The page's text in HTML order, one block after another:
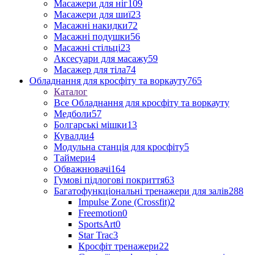
Масажери для ніг109
Масажери для шиї23
Масажні накидки72
Масажні подушки56
Масажні стільці23
Аксесуари для масажу59
Масажер для тіла74
Обладнання для кросфіту та воркауту765
Каталог
Все Обладнання для кросфіту та воркауту
Медболи57
Болгарські мішки13
Кувалди4
Модульна станція для кросфіту5
Таймери4
Обважнювачі164
Гумові підлогові покриття63
Багатофункціональні тренажери для залів288
Impulse Zone (Crossfit)2
Freemotion0
SportsArt0
Star Trac3
Кросфіт тренажери22